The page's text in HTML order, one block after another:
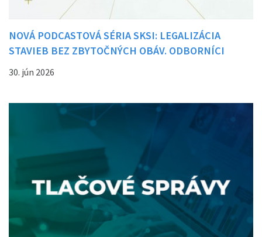
NOVÁ PODCASTOVÁ SÉRIA SKSI: LEGALIZÁCIA
STAVIEB BEZ ZBYTOČNÝCH OBÁV. ODBORNÍCI
VYSVETĽUJÚ, AKO POSTUPOVAŤ
30. jún 2026